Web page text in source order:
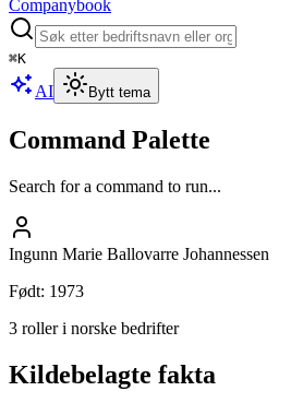
Companybook
⌘K
AI Bytt tema
Command Palette
Search for a command to run...
Ingunn Marie Ballovarre Johannessen
Født: 1973
3 roller i norske bedrifter
Kildebelagte fakta